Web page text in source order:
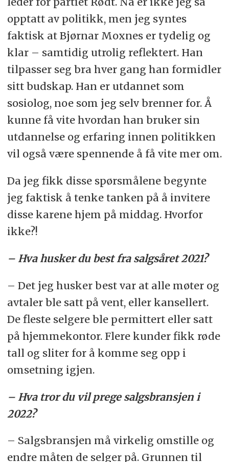
opptatt av politikk, men jeg syntes
faktisk at Bjørnar Moxnes er tydelig og
klar – samtidig utrolig reflektert. Han
tilpasser seg bra hver gang han formidler
sitt budskap. Han er utdannet som
sosiolog, noe som jeg selv brenner for. Å
kunne få vite hvordan han bruker sin
utdannelse og erfaring innen politikken
vil også være spennende å få vite mer om.
Da jeg fikk disse spørsmålene begynte
jeg faktisk å tenke tanken på å invitere
disse karene hjem på middag. Hvorfor
ikke?!
– Hva husker du best fra salgsåret 2021?
– Det jeg husker best var at alle møter og
avtaler ble satt på vent, eller kansellert.
De fleste selgere ble permittert eller satt
på hjemmekontor. Flere kunder fikk røde
tall og sliter for å komme seg opp i
omsetning igjen.
– Hva tror du vil prege salgsbransjen i
2022?
– Salgsbransjen må virkelig omstille og
endre måten de selger på. Grunnen til